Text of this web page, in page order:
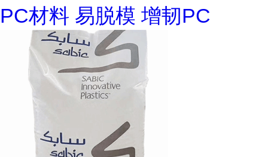
PC材料 易脱模 增韧PC